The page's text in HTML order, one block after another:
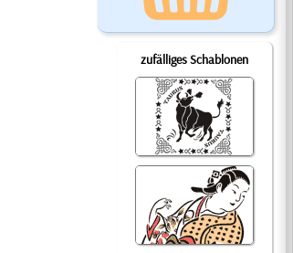
zufälliges Schablonen